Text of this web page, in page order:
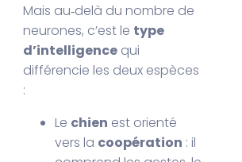
Mais au‑delà du nombre de
neurones, c’est le type
d’intelligence qui
différencie les deux espèces
:
Le chien est orienté
vers la coopération : il